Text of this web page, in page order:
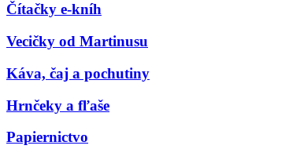
Čítačky e-kníh
Vecičky od Martinusu
Káva, čaj a pochutiny
Hrnčeky a fľaše
Papiernictvo